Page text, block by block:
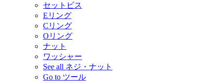
セットビス
Eリング
Cリング
Oリング
ナット
ワッシャー
See all ネジ・ナット
Go to ツール